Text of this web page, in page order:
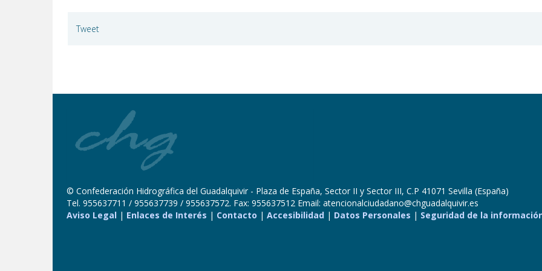
Tweet
© Confederación Hidrográfica del Guadalquivir - Plaza de España, Sector II y Sector III, C.P 41071 Sevilla (España)
Tel. 955637711 / 955637739 / 955637572. Fax: 955637512 Email: atencionalciudadano@chguadalquivir.es
Aviso Legal | Enlaces de Interés | Contacto |Accesibilidad | Datos Personales | Seguridad de la